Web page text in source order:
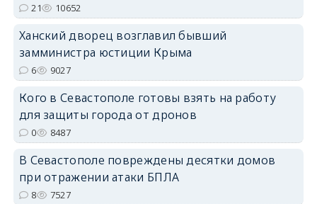
erid: 2SDnjdPjgYS
21 10652
Ханский дворец возглавил бывший
замминистра юстиции Крыма
6 9027
Кого в Севастополе готовы взять на работу
для защиты города от дронов
0 8487
В Севастополе повреждены десятки домов
при отражении атаки БПЛА
8 7527